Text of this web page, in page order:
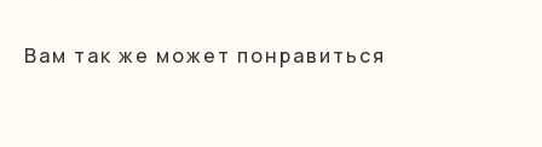
Вам так же может понравиться